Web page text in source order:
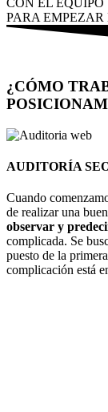
CON EL EQUIPO
PARA EMPEZAR
¿CÓMO
AUDITORÍA
Cuando
de realizar una
observar y
complicada. Se
puesto de la
complicación está